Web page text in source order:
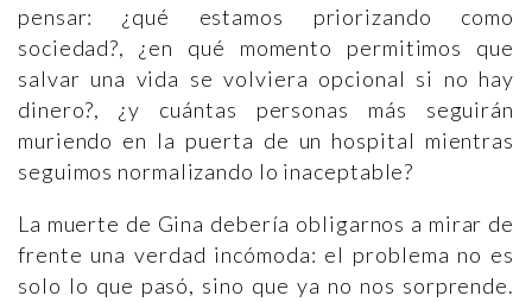
pensar: ¿qué estamos priorizando como
sociedad?, ¿en qué momento permitimos que
salvar una vida se volviera opcional si no hay
dinero?, ¿y cuántas personas más seguirán
muriendo en la puerta de un hospital mientras
seguimos normalizando lo inaceptable?
La muerte de Gina debería obligarnos a mirar de
frente una verdad incómoda: el problema no es
solo lo que pasó, sino que ya no nos sorprende.